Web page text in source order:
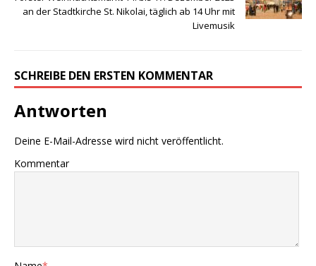
an der Stadtkirche St. Nikolai, täglich ab 14 Uhr mit
Livemusik
SCHREIBE DEN ERSTEN KOMMENTAR
Antworten
Deine E-Mail-Adresse wird nicht veröffentlicht.
Kommentar